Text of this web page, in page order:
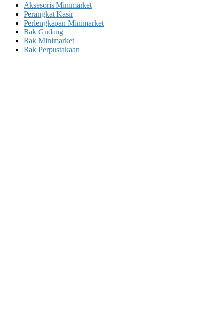
Aksesoris Minimarket
Perangkat Kasir
Perlengkapan Minimarket
Rak Gudang
Rak Minimarket
Rak Perpustakaan